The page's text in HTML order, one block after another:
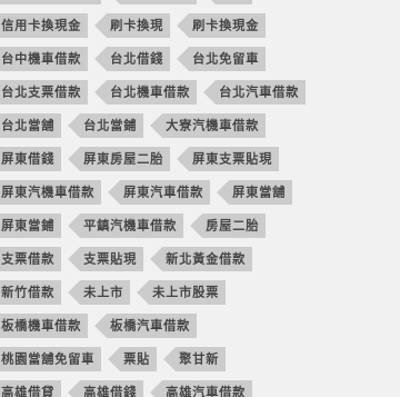
信用卡換現金 刷卡換現 刷卡換現金
台中機車借款 台北借錢 台北免留車
台北支票借款 台北機車借款 台北汽車借款
台北當舖 台北當鋪 大寮汽機車借款
屏東借錢 屏東房屋二胎 屏東支票貼現
屏東汽機車借款 屏東汽車借款 屏東當舖
屏東當鋪 平鎮汽機車借款 房屋二胎
支票借款 支票貼現 新北黃金借款
新竹借款 未上市 未上市股票
板橋機車借款 板橋汽車借款
桃園當舖免留車 票貼 聚甘新
高雄借貸 高雄借錢 高雄汽車借款